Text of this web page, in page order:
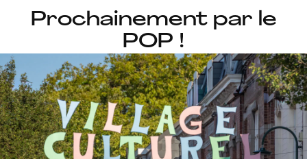
d
e
Prochainement par le
POP !